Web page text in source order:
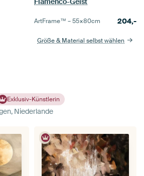
ArtFrame™ –55×80cm 204,-
Größe & Material selbst wählen
Exklusiv-Künstlerin
Niederlande